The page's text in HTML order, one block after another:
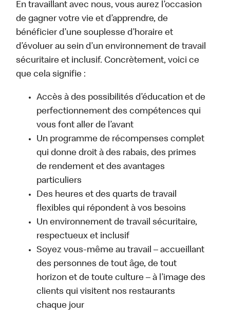
En travaillant avec nous, vous aurez l’occasion
de gagner votre vie et d’apprendre, de
bénéficier d’une souplesse d’horaire et
d’évoluer au sein d’un environnement de travail
sécuritaire et inclusif. Concrètement, voici ce
que cela signifie :
Accès à des possibilités d’éducation et de
perfectionnement des compétences qui
vous font aller de l’avant
Un programme de récompenses complet
qui donne droit à des rabais, des primes
de rendement et des avantages
particuliers
Des heures et des quarts de travail
flexibles qui répondent à vos besoins
Un environnement de travail sécuritaire,
respectueux et inclusif
Soyez vous-même au travail – accueillant
des personnes de tout âge, de tout
horizon et de toute culture – à l’image des
clients qui visitent nos restaurants
chaque jour